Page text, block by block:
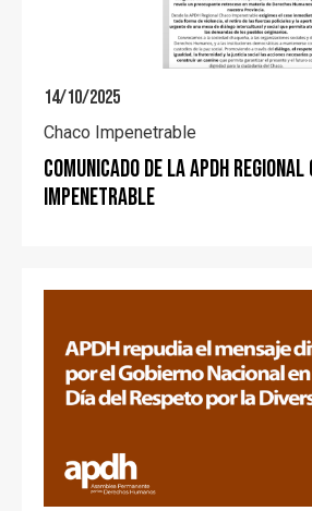
14/10/2025
Chaco Impenetrable
COMUNICADO DE LA APDH REGIONAL
IMPENETRABLE